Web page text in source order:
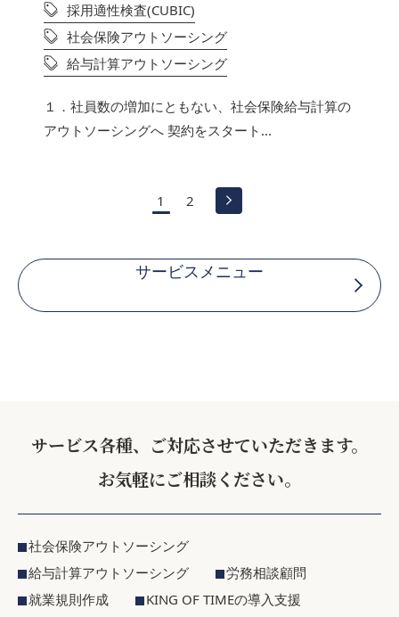
採用適性検査(CUBIC)
社会保険アウトソーシング
給与計算アウトソーシング
１．社員数の増加にともない、社会保険給与計算の
アウトソーシングへ 契約をスタート...
1 2
サービスメニュー
サービス各種、ご対応させていただきます。
お気軽にご相談ください。
社会保険アウトソーシング
給与計算アウトソーシング
労務相談顧問
就業規則作成
KING OF TIMEの導入支援